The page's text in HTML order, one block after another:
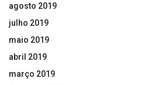
agosto 2019
julho 2019
maio 2019
abril 2019
março 2019